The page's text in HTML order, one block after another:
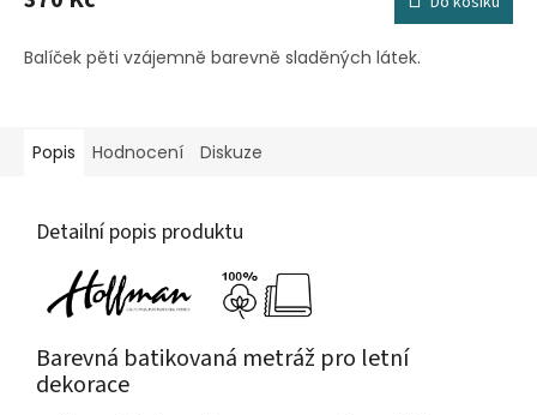
Balíček pěti vzájemně barevně sladěných látek.
Popis Hodnocení Diskuze
Detailní popis produktu
Barevná batikovaná metráž pro letní
dekorace